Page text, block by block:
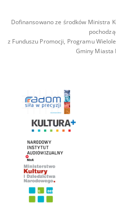
Dofinansowano ze środków Ministra
z Funduszu Promocji, Programu
Gminy Miasta